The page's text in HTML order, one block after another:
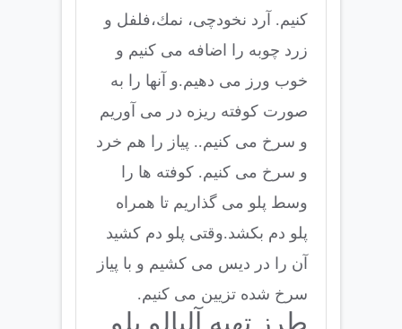
كنیم. آرد نخودچی، نمك،فلفل و
زرد چوبه را اضافه می كنیم و
خوب ورز می دهیم.و آنها را به
صورت كوفته ریزه در می آوریم
و سرخ می كنیم.. پیاز را هم خرد
و سرخ می كنیم. كوفته ها را
وسط پلو می گذاریم تا همراه
پلو دم بكشد.وقتی پلو دم كشید
آن را در دیس می كشیم و با پیاز
سرخ شده تزیین می كنیم.
طرز تهیه آلبالو پلو